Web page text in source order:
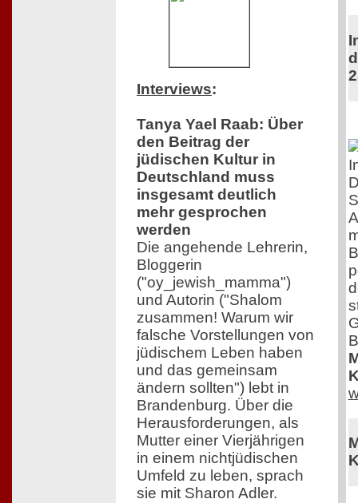
Interviews:
Tanya Yael Raab: Über
den Beitrag der
jüdischen Kultur in
Deutschland muss
insgesamt deutlich
mehr gesprochen
werden
Die angehende Lehrerin,
Bloggerin
("oy_jewish_mamma")
und Autorin ("Shalom
zusammen! Warum wir
falsche Vorstellungen von
jüdischem Leben haben
und das gemeinsam
ändern sollten") lebt in
Brandenburg. Über die
Herausforderungen, als
Mutter einer Vierjährigen
in einem nichtjüdischen
Umfeld zu leben, sprach
sie mit Sharon Adler.